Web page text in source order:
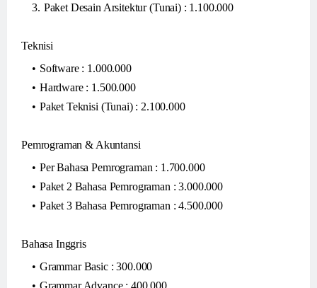
Paket Desain Arsitektur (Tunai) : 1.100.000
Teknisi
Software : 1.000.000
Hardware : 1.500.000
Paket Teknisi (Tunai) : 2.100.000
Pemrograman & Akuntansi
Per Bahasa Pemrograman : 1.700.000
Paket 2 Bahasa Pemrograman : 3.000.000
Paket 3 Bahasa Pemrograman : 4.500.000
Bahasa Inggris
Grammar Basic : 300.000
Grammar Advance : 400.000